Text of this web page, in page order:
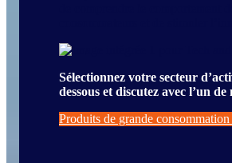
Sélectionnez votre secteur
dessous et discutez avec l’un de
Produits de grande consommation